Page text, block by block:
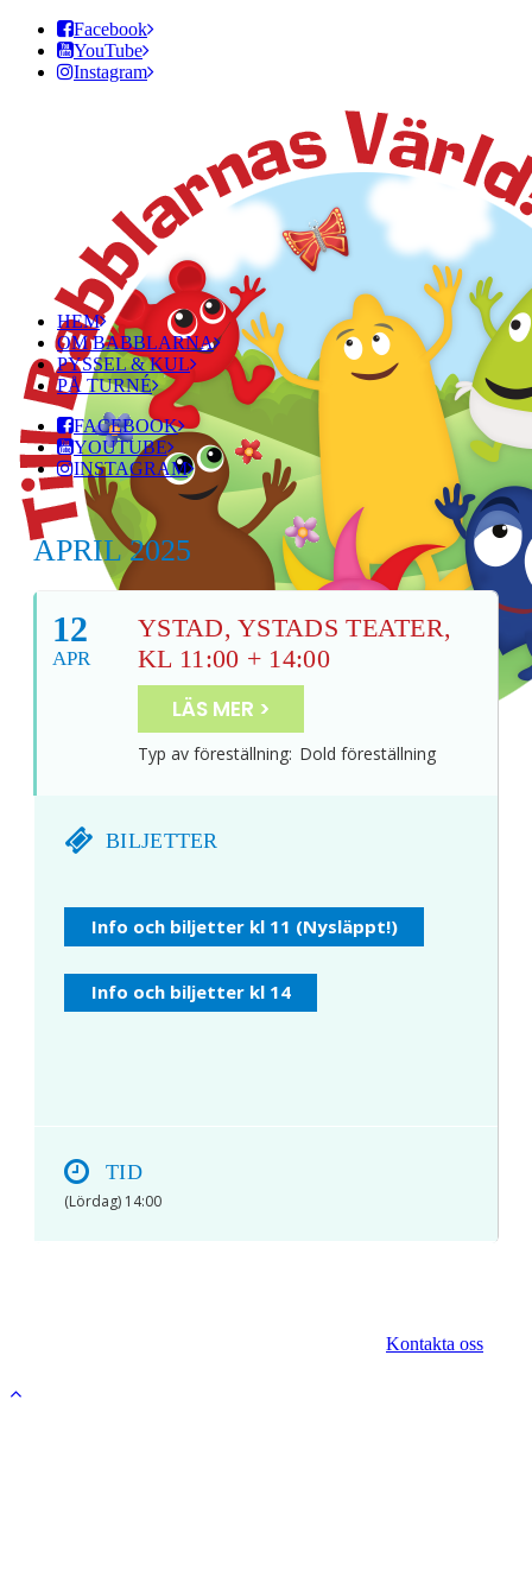
Facebook
YouTube
Instagram
HEM
OM BABBLARNA
PYSSEL & KUL
PÅ TURNÉ
FACEBOOK
YOUTUBE
INSTAGRAM
APRIL 2025
12
APR
YSTAD, YSTADS TEATER,
KL 11:00 + 14:00
LÄS MER >
Typ av föreställning: Dold föreställning
BILJETTER
Info och biljetter kl 11 (Nysläppt!)
Info och biljetter kl 14
TID
(Lördag) 14:00
Kontakta oss